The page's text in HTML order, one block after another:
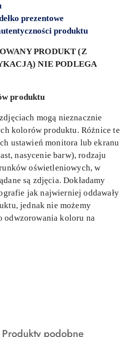
prezentowe
produktu
PRODUKT (Z
NIE PODLEGA
produktu
mogą nieznacznie
kolorów produktu. Różnice te
ustawień monitora lub ekranu
nasycenie barw), rodzaju
oświetleniowych, w
są zdjęcia. Dokładamy
jak najwierniej oddawały
jednak nie możemy
odwzorowania koloru na
Produkty
Produkty podobne